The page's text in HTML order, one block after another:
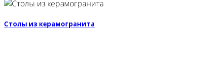
Столы из керамогранита